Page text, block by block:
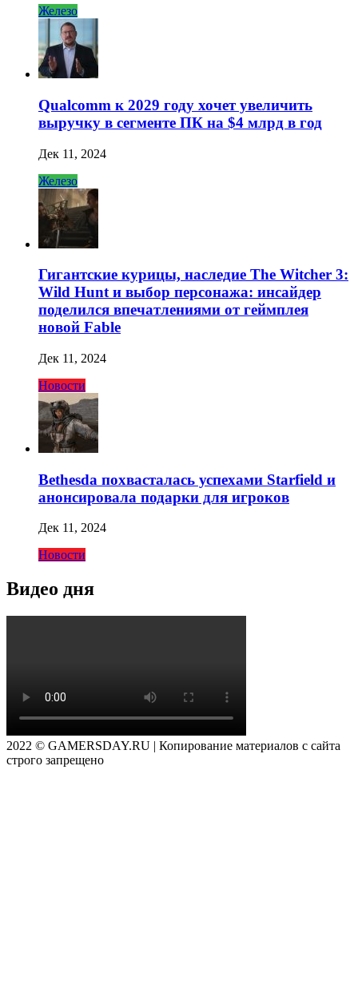
Железо
Qualcomm к 2029 году хочет увеличить
выручку в сегменте ПК на $4 млрд в год
Дек 11, 2024
Железо
Гигантские курицы, наследие The Witcher 3:
Wild Hunt и выбор персонажа: инсайдер
поделился впечатлениями от геймплея
новой Fable
Дек 11, 2024
Новости
Bethesda похвасталась успехами Starfield и
анонсировала подарки для игроков
Дек 11, 2024
Новости
Видео дня
2022 © GAMERSDAY.RU | Копирование материалов с сайта
строго запрещено